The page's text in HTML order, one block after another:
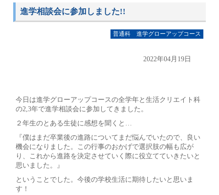
進学相談会に参加しました!!
普通科 進学グローアップコース
2022年04月19日
今日は進学グローアップコースの全学年と生活クリエイト科
の2,3年で進学相談会に参加してきました。
２年生のとある生徒に感想を聞くと…
『僕はまだ卒業後の進路についてまだ悩んでいたので、良い
機会になりました。この行事のおかげで選択肢の幅も広が
り、これから進路を決定させていく際に役立てていきたいと
思いました。』
ということでした。今後の学校生活に期待したいと思いま
す！